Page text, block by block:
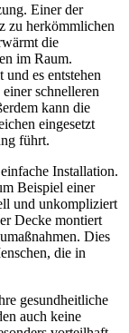
Einer der
zu herkömmlichen
die
im Raum.
es entstehen
schnelleren
kann die
eingesetzt
führt.
Installation.
Beispiel einer
und unkompliziert
Decke montiert
Dies
die in
gesundheitliche
auch keine